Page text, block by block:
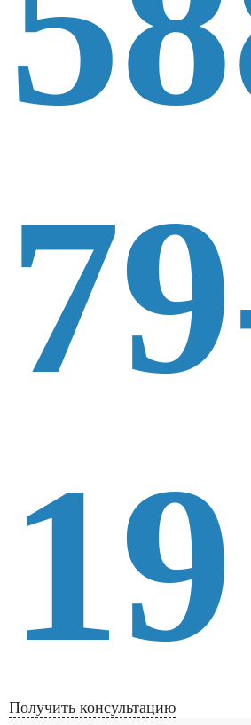
19
Получить консультацию